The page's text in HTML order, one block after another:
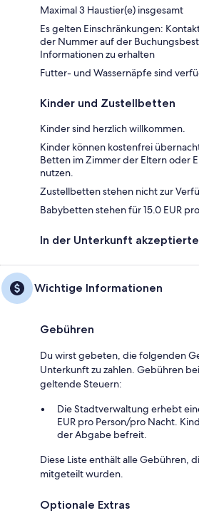
Maximal 3 Haustier(e) insgesamt
Es gelten Einschränkungen:
der Nummer auf der
Informationen zu erhalten
Futter- und Wassernäpfe sind
Kinder und Zustellbetten
Kinder sind herzlich willkommen.
Kinder können kostenfrei
Betten im Zimmer der Eltern oder
nutzen.
Zustellbetten stehen nicht zur
Babybetten stehen für 15.0 EUR
In der Unterkunft
Wichtige Informationen
Gebühren
Du wirst gebeten, die folgenden
Unterkunft zu zahlen. Gebühren
geltende Steuern:
Die Stadtverwaltung erhebt
EUR pro Person/pro Nacht.
der Abgabe befreit.
Diese Liste enthält alle Gebühren,
mitgeteilt wurden.
Optionale Extras